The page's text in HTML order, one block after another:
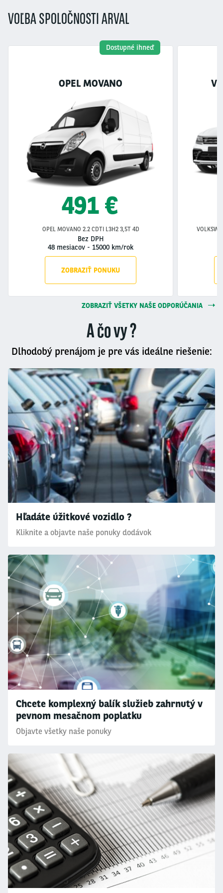
VOĽBA SPOLOČNOSTI ARVAL
Dostupné ihneď
OPEL MOVANO
491 €
OPEL MOVANO 2.2 CDTI L3H2 3,5T 4D
Bez DPH
48 mesiacov - 15000 km/rok
ZOBRAZIŤ PONUKU
ZOBRAZIŤ VŠETKY NAŠE ODPORÚČANIA
A čo vy ?
Dlhodobý prenájom je pre vás ideálne riešenie:
Hľadáte úžitkové vozidlo ?
Kliknite a objavte naše ponuky dodávok
Chcete komplexný balík služieb zahrnutý v
pevnom mesačnom poplatku
Objavte všetky naše ponuky